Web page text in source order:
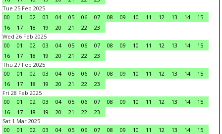
Tue 25 Feb 2025
00
01 02 03 04 05 06 07 08 09 10 11 12 13 14
15
16
17 18 19 20 21 22
23
Wed 26 Feb 2025
00
01 02 03 04 05 06 07 08 09 10 11 12 13 14
15
16
17 18 19 20 21 22
23
Thu 27 Feb 2025
00
01 02 03 04 05 06 07 08 09 10 11 12 13 14
15
16
17 18 19 20 21 22
23
Fri 28 Feb 2025
00
01 02 03 04 05 06 07 08 09 10 11 12 13 14
15
16
17 18 19 20 21 22
23
Sat 1 Mar 2025
00
01 02 03 04 05 06 07 08 09 10 11 12 13 14
15